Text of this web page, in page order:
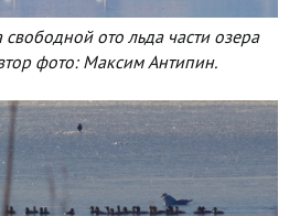
ото льда части озера
фото: Максим Антипин.